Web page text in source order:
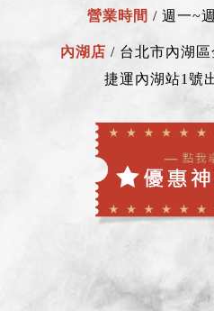
營業時間 / 週一~
內湖店 / 台北市內湖
捷運內湖站1號